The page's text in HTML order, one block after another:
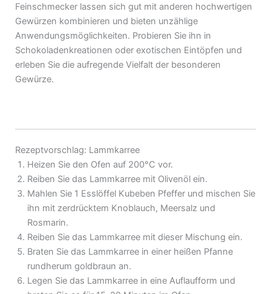
Feinschmecker lassen sich gut mit anderen hochwertigen
Gewürzen kombinieren und bieten unzählige
Anwendungsmöglichkeiten. Probieren Sie ihn in
Schokoladenkreationen oder exotischen Eintöpfen und
erleben Sie die aufregende Vielfalt der besonderen
Gewürze.
Rezeptvorschlag: Lammkarree
Heizen Sie den Ofen auf 200°C vor.
Reiben Sie das Lammkarree mit Olivenöl ein.
Mahlen Sie 1 Esslöffel Kubeben Pfeffer und mischen Sie
ihn mit zerdrücktem Knoblauch, Meersalz und
Rosmarin.
Reiben Sie das Lammkarree mit dieser Mischung ein.
Braten Sie das Lammkarree in einer heißen Pfanne
rundherum goldbraun an.
Legen Sie das Lammkarree in eine Auflaufform und